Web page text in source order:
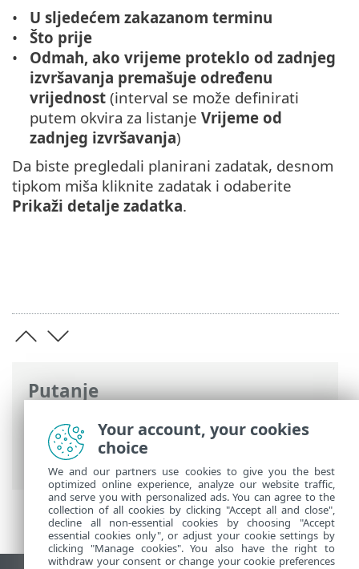
Putanje
ESET-ova online pomoć> ESET Endpoint
Security >Upotreba programa ESET
Endpoint Security
> Planer
U sljedećem zakazanom terminu
Što prije
Odmah, ako vrijeme proteklo od zadnjeg
izvršavanja premašuje određenu
vrijednost (interval se može definirati
putem okvira za listanjeVrijeme od
zadnjeg izvršavanja)
Da biste pregledali planirani zadatak, desnom
tipkom miša kliknite zadatak i odaberite
Prikaži detalje zadatka.
Your account, your cookies
choice
We and our partners use cookies to give you the best
optimized online experience, analyze our website traffic,
and serve you with personalized ads. You can agree to the
collection of all cookies by clicking "Accept all and close",
decline all non-essential cookies by choosing "Accept
essential cookies only", or adjust your cookie settings by
clicking "Manage cookies". You also have the right to
withdraw your consent or change your cookie preferences